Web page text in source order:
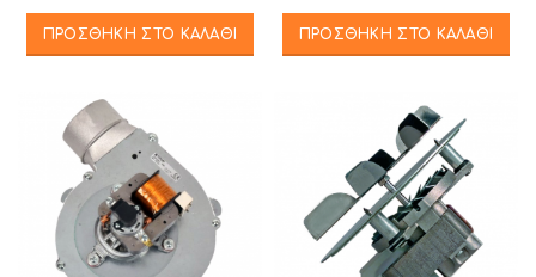
ΠΡΟΣΘΉΚΗ ΣΤΟ ΚΑΛΆΘΙ ΠΡΟΣΘΉΚΗ ΣΤΟ ΚΑΛΆΘΙ